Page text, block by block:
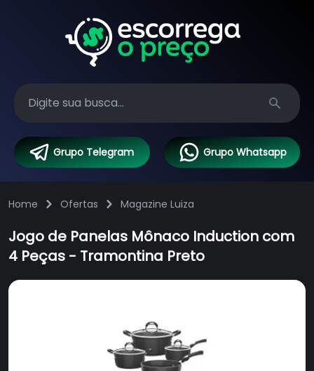
Search
Grupo Telegram Grupo Whatsapp
Home Ofertas Magazine Luiza
Jogo de Panelas Mônaco Induction com
4 Peças - Tramontina Preto